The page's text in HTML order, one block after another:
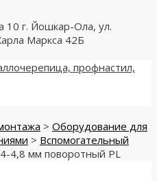
10 г. Йошкар-Ола, ул.
Маркса 42Б
> Оборудование для
> Вспомогательный
4,8 мм поворотный PL